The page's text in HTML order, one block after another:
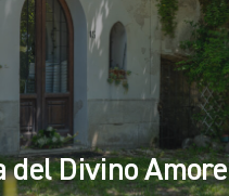
del Divino Amore